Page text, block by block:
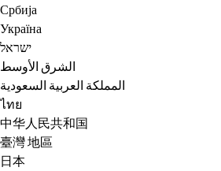
Србија
Україна
ישראל
الشرق الأوسط
المملكة العربية السعودية
ไทย
中华人民共和国
臺灣 地區
日本